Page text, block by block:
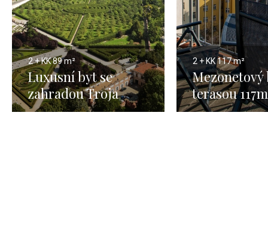
2 + KK89 m²
Luxusní byt se
zahradou Troja
2 + KK117 m²
Mezonetový
terasou 117m